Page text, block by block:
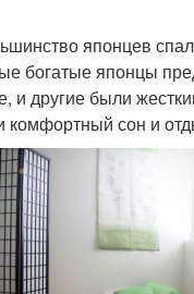
японцев
богатые японцы
и другие были
комфортный сон и